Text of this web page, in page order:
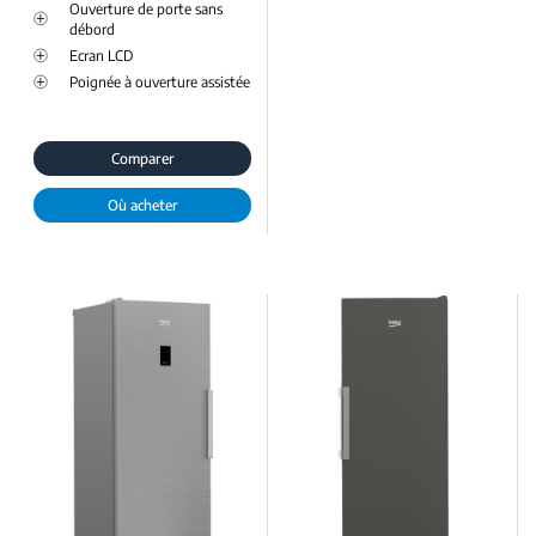
Ouverture de porte sans
débord
Ecran LCD
Poignée à ouverture assistée
Comparer
Où acheter